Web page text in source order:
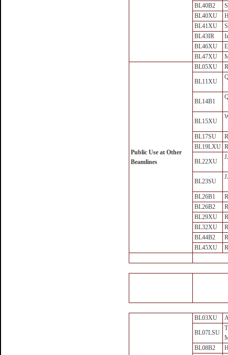
BL40B2
BL40XU
BL41XU
BL43IR
BL46XU
BL47XU
Public Use at Other
Beamlines
BL05XU
BL11XU
BL14B1
BL15XU
BL17SU
BL19LXU
BL22XU
BL23SU
BL26B1
BL26B2
BL29XU
BL32XU
BL44B2
BL45XU
BL03XU
BL07LSU
BL08B2